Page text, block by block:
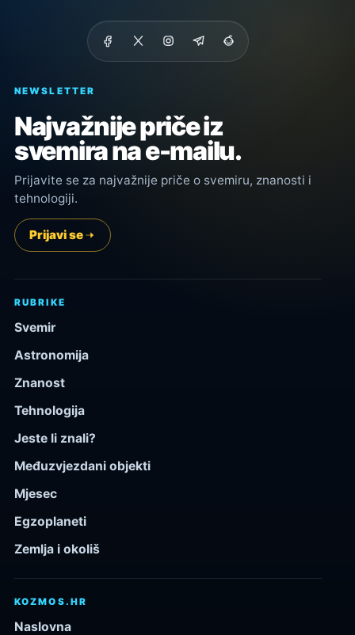
NEWSLETTER
Najvažnije priče iz
svemira na e-mailu.
Prijavite se za najvažnije priče o svemiru, znanosti i
tehnologiji.
Prijavi se
RUBRIKE
Svemir
Astronomija
Znanost
Tehnologija
Jeste li znali?
Međuzvjezdani objekti
Mjesec
Egzoplaneti
Zemlja i okoliš
KOZMOS.HR
Naslovna